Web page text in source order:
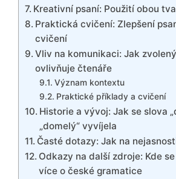
Kreativní psaní: Použití obou
Praktická cvičení: Zlepšení
cvičení
Vliv na komunikaci: Jak
ovlivňuje čtenáře
Význam kontextu
Praktické příklady a cvičení
Historie a vývoj: Jak se slova
„domelý“ vyvíjela
Časté dotazy: Jak na
Odkazy na další zdroje: Kde
více o české gramatice